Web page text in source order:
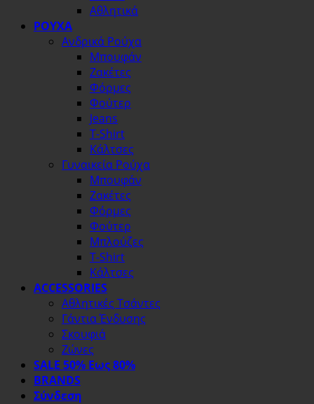
Αθλητικά
ΡΟΥΧΑ
Ανδρικά Ρούχα
Μπουφάν
Ζακέτες
Φόρμες
Φούτερ
Jeans
T-Shirt
Κάλτσες
Γυναικεία Ρούχα
Μπουφάν
Ζακέτες
Φόρμες
Φούτερ
Μπλούζες
T-Shirt
Κάλτσες
ACCESSORIES
Αθλητικές Τσάντες
Γάντια Ένδυσης
Σκουφιά
Ζώνες
SALE 50% Εως 80%
BRANDS
Σύνδεση